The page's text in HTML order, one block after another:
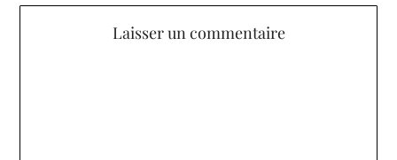
Laisser un commentaire